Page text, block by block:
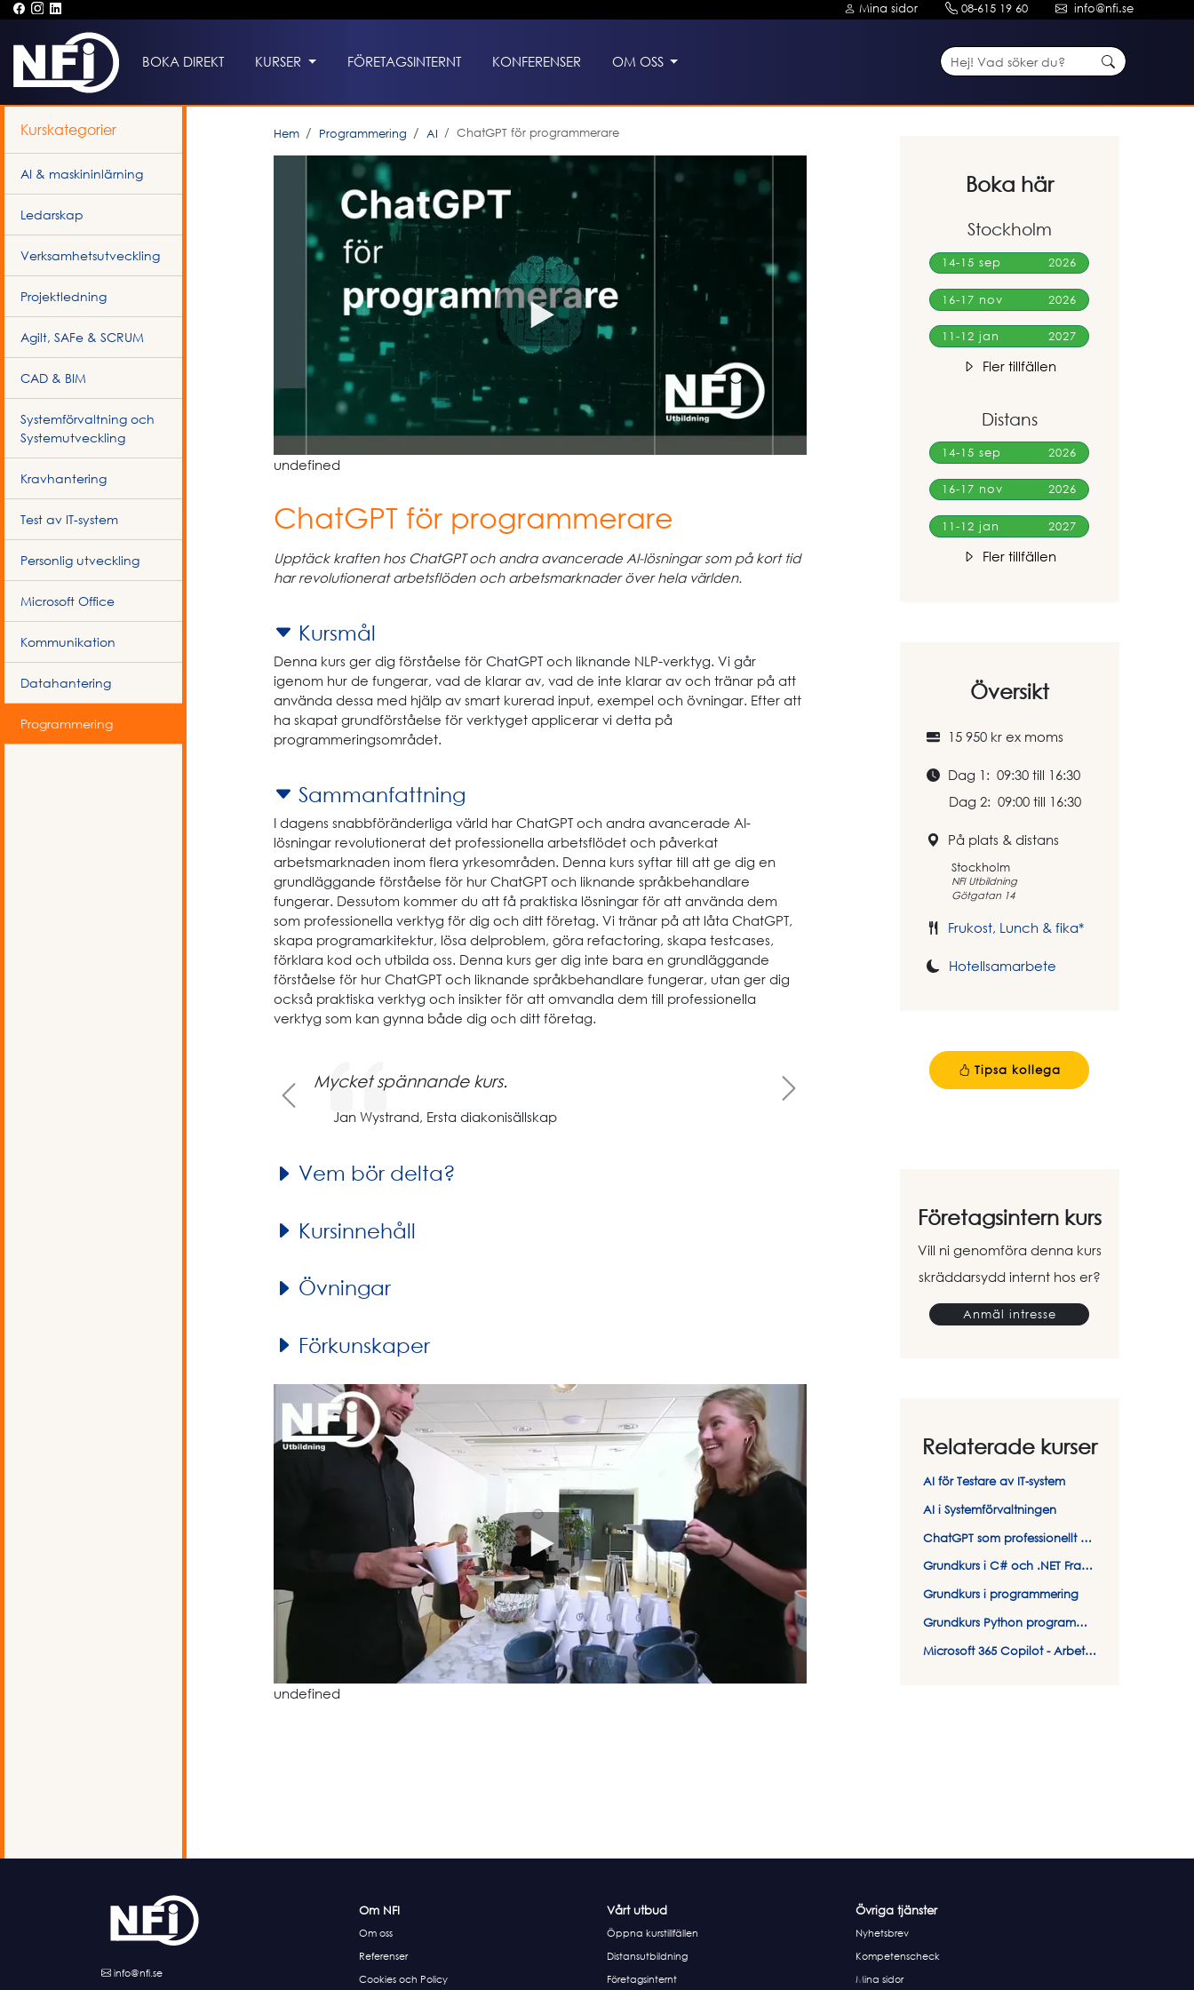
Mina sidor 08-615 19 60 info@nfi.se
BOKA DIREKT KURSER FÖRETAGSINTERNT KONFERENSER OM OSS
Kurskategorier
AI & maskininlärning
Ledarskap
Verksamhetsutveckling
Projektledning
Agilt, SAFe & SCRUM
CAD & BIM
Systemförvaltning och
Systemutveckling
Kravhantering
Test av IT-system
Personlig utveckling
Microsoft Office
Kommunikation
Datahantering
Programmering
Hem Programmering AI ChatGPT för programmerare
undefined
ChatGPT för programmerare
Upptäck kraften hos ChatGPT och andra avancerade AI-lösningar som på kort tid
har revolutionerat arbetsflöden och arbetsmarknader över hela världen.
Kursmål
Denna kurs ger dig förståelse för ChatGPT och liknande NLP-verktyg. Vi går
igenom hur de fungerar, vad de klarar av, vad de inte klarar av och tränar på att
använda dessa med hjälp av smart kurerad input, exempel och övningar. Efter att
ha skapat grundförståelse för verktyget applicerar vi detta på
programmeringsområdet.
Sammanfattning
I dagens snabbföränderliga värld har ChatGPT och andra avancerade AI-
lösningar revolutionerat det professionella arbetsflödet och påverkat
arbetsmarknaden inom flera yrkesområden. Denna kurs syftar till att ge dig en
grundläggande förståelse för hur ChatGPT och liknande språkbehandlare
fungerar. Dessutom kommer du att få praktiska lösningar för att använda dem
som professionella verktyg för dig och ditt företag. Vi tränar på att låta ChatGPT,
skapa programarkitektur, lösa delproblem, göra refactoring, skapa testcases,
förklara kod och utbilda oss. Denna kurs ger dig inte bara en grundläggande
förståelse för hur ChatGPT och liknande språkbehandlare fungerar, utan ger dig
också praktiska verktyg och insikter för att omvandla dem till professionella
verktyg som kan gynna både dig och ditt företag.
Mycket spännande kurs.
Jan Wystrand, Ersta diakonisällskap
Previous
Vem bör delta?
Kursinnehåll
Övningar
Förkunskaper
undefined
Boka här
Stockholm
14-15 sep 2026
16-17 nov 2026
11-12 jan 2027
Fler tillfällen
Distans
14-15 sep 2026
16-17 nov 2026
11-12 jan 2027
Fler tillfällen
Översikt
15 950 kr ex moms
Dag 1: 09:30 till 16:30
Dag 2: 09:00 till 16:30
På plats & distans
Stockholm
NFI Utbildning
Götgatan 14
Frukost, Lunch & fika*
Hotellsamarbete
Tipsa kollega
Företagsintern kurs
Vill ni genomföra denna kurs
skräddarsydd internt hos er?
Anmäl intresse
Relaterade kurser
AI för Testare av IT-system
AI i Systemförvaltningen
ChatGPT som professionellt verktyg
Grundkurs i C# och .NET Framework
Grundkurs i programmering
Grundkurs Python programmering
Microsoft 365 Copilot - Arbeta smartare och effektivare med AI
info@nfi.se
Om NFI
Om oss
Referenser
Cookies och Policy
Vårt utbud
Öppna kurstillfällen
Distansutbildning
Företagsinternt
Övriga tjänster
Nyhetsbrev
Kompetenscheck
Mina sidor